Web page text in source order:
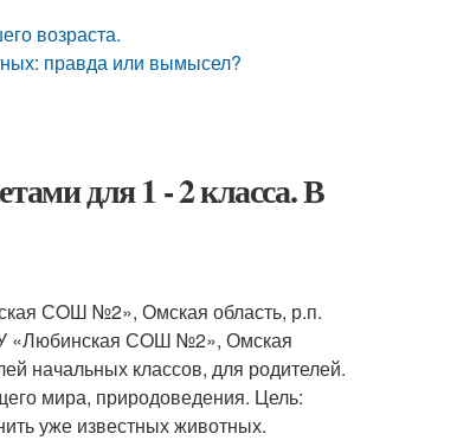
возраста.
правда или вымысел?
для 1 - 2 класса. В
СOШ №2», Омская область, р.п.
«Любинская СOШ №2», Омская
начальных классов, для родителей.
мира, природоведения. Цель:
уже известных животных.